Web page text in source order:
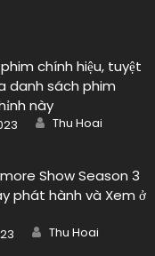
chính hiệu, tuyệt
danh sách phim
này
Author
Thu Hoai
Show Season 3
phát hành và Xem ở
Author
Thu Hoai